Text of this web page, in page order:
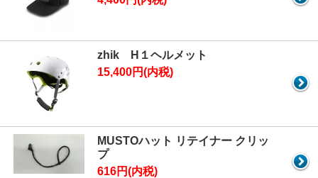
zhik H１ヘルメット
15,400円(内税)
MUSTOハット リテイナー クリッ
プ
616円(内税)